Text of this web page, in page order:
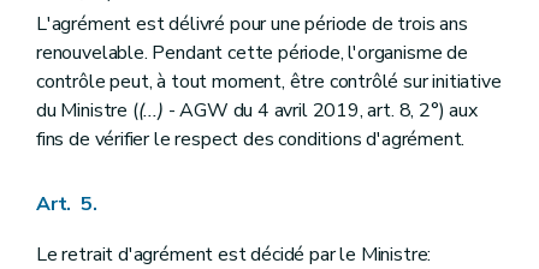
L'agrément est délivré pour une période de trois ans
renouvelable. Pendant cette période, l'organisme de
contrôle peut, à tout moment, être contrôlé sur initiative
du Ministre ((...) - AGW du 4 avril 2019, art. 8, 2°) aux
fins de vérifier le respect des conditions d'agrément.
Art. 5.
Le retrait d'agrément est décidé par le Ministre: